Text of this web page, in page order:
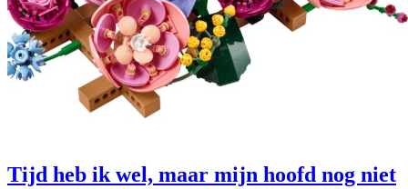
Tijd heb ik wel, maar mijn hoofd nog niet